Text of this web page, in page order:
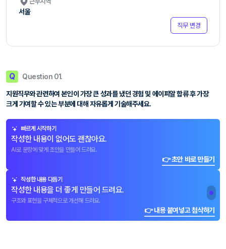
서울
직무 변경
Q Question 01.
지원직무와 관련하여 본인이 가장 큰 성과를 냈던 경험 및 에이피알 합류 후 가장
크게 기여할 수 있는 부분에 대해 자유롭게 기술해주세요.
빠르게 시작하기
작성한 내용이 없어도 괜찮아요.
AI로 문항에 맞게 초안을 만들어 드려요.
👉 초안 바로 만들기
작성한 내용 다듬기
작성한 내용을 더 좋게 만들어 드려요.
구조와 표현을 구체적으로 개선해 드려요.
👉 내용 붙여넣고 첨삭하기